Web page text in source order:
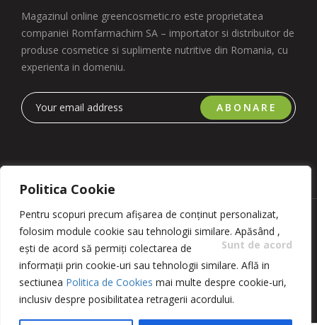
Politica Cookie
Pentru scopuri precum afișarea de conținut personalizat,
folosim module cookie sau tehnologii similare. Apăsând
Sunt de acord
,
ești de acord să permiți colectarea de
informații prin cookie-uri sau tehnologii similare. Află in
sectiunea Politica de Cookies mai multe despre cookie-uri,
inclusiv despre posibilitatea retragerii acordului.
Magazinul online greencosmetic.ro este proprietatea
companiei Romfarmachim SA – importator si distribuitor de
produse cosmetice si suplimente nutritive din Romania, cu
experienta in domeniu.
ABONARE
Copyright 2023 © Romfarmachim SA. Realizat de Simplio
Software